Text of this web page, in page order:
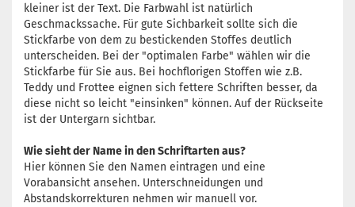
kleiner ist der Text. Die Farbwahl ist natürlich
Geschmackssache. Für gute Sichbarkeit sollte sich die
Stickfarbe von dem zu bestickenden Stoffes deutlich
unterscheiden. Bei der "optimalen Farbe" wählen wir die
Stickfarbe für Sie aus. Bei hochflorigen Stoffen wie z.B.
Teddy und Frottee eignen sich fettere Schriften besser, da
diese nicht so leicht "einsinken" können. Auf der Rückseite
ist der Untergarn sichtbar.
Wie sieht der Name in den Schriftarten aus?
Hier können Sie den Namen eintragen und eine
Vorabansicht ansehen. Unterschneidungen und
Abstandskorrekturen nehmen wir manuell vor.